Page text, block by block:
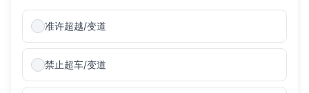
准许超越/变道
禁止超车/变道